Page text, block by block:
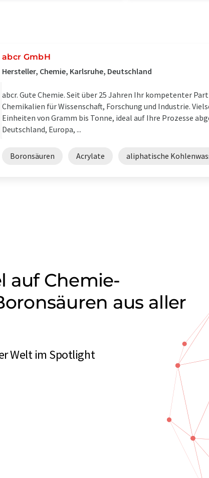
abcr GmbH
Hersteller, Chemie, Karlsruhe, Deutschland
abcr. Gute Chemie. Seit über 25 Jahren Ihr kompetenter
Chemikalien für Wissenschaft, Forschung und Industrie.
Einheiten von Gramm bis Tonne, ideal auf Ihre Prozesse
Deutschland, Europa, ...
Boronsäuren Acrylate aliphatische
auf Chemie-
aus aller
Welt im Spotlight